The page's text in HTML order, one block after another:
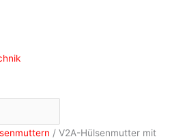
/ V2A-Hülsenmutter mit